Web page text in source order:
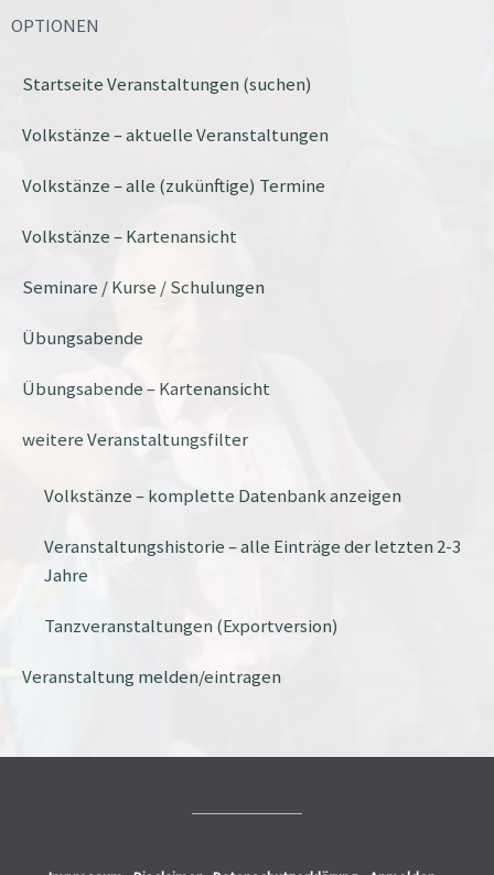
OPTIONEN
Startseite Veranstaltungen (suchen)
Volkstänze – aktuelle Veranstaltungen
Volkstänze – alle (zukünftige) Termine
Volkstänze – Kartenansicht
Seminare / Kurse / Schulungen
Übungsabende
Übungsabende – Kartenansicht
weitere Veranstaltungsfilter
Volkstänze – komplette Datenbank anzeigen
Veranstaltungshistorie – alle Einträge der letzten 2-3
Jahre
Tanzveranstaltungen (Exportversion)
Veranstaltung melden/eintragen